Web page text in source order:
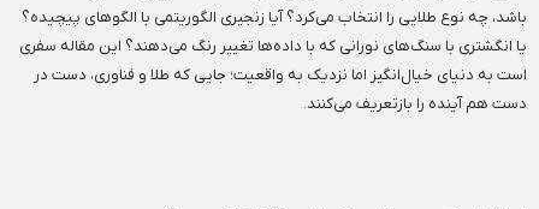
باشد، چه نوع طلایی را انتخاب می‌کرد؟ آیا زنجیری الگوریتمی با الگوهای پیچیده؟
یا انگشتری با سنگ‌های نورانی که با داده‌ها تغییر رنگ می‌دهند؟ این مقاله سفری
است به دنیای خیال‌انگیز اما نزدیک به واقعیت؛ جایی که طلا و فناوری، دست در
دست هم آینده را بازتعریف می‌کنند.